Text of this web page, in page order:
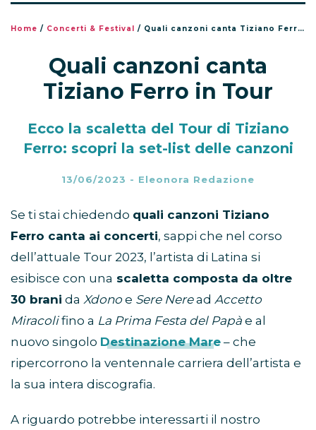
Home / Concerti & Festival / Quali canzoni canta Tiziano Ferro in Tour
Quali canzoni canta
Tiziano Ferro in Tour
Ecco la scaletta del Tour di Tiziano
Ferro: scopri la set-list delle canzoni
13/06/2023 - Eleonora Redazione
Se ti stai chiedendo quali canzoni Tiziano
Ferro canta ai concerti, sappi che nel corso
dell’attuale Tour 2023, l’artista di Latina si
esibisce con una scaletta composta da oltre
30 brani da Xdonoe Sere Neread Accetto
Miracolifino a La Prima Festa del Papà e al
nuovo singolo Destinazione Mare – che
ripercorrono la ventennale carriera dell’artista e
la sua intera discografia.
A riguardo potrebbe interessarti il nostro